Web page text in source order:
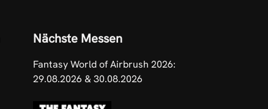
Nächste Messen
Fantasy World of Airbrush 2026:
29.08.2026 & 30.08.2026